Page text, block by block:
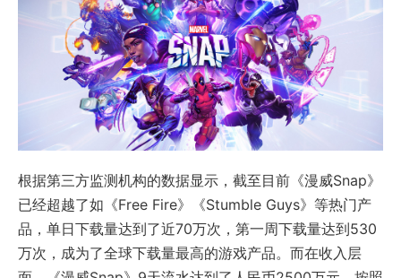
根据第三方监测机构的数据显示，截至目前《漫威Snap》
已经超越了如《Free Fire》《Stumble Guys》等热门产
品，单日下载量达到了近70万次，第一周下载量达到530
万次，成为了全球下载量最高的游戏产品。而在收入层